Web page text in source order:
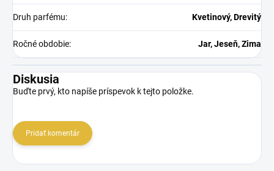
Druh parfému: Kvetinový, Drevitý
Ročné obdobie: Jar, Jeseň, Zima
Diskusia
Buďte prvý, kto napíše príspevok k tejto položke.
Pridať komentár